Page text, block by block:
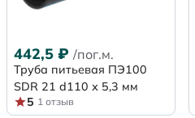
442,5 ₽ /пог.м.
Труба питьевая ПЭ100
SDR 21 d110 х 5,3 мм
5 1 отзыв